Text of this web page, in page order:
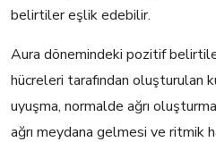
belirtiler eşlik edebilir.
Aura dönemindeki pozitif
hücreleri tarafından oluşturulan
uyuşma, normalde ağrı
ağrı meydana gelmesi ve ritmik